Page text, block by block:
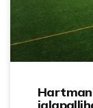
Hartman